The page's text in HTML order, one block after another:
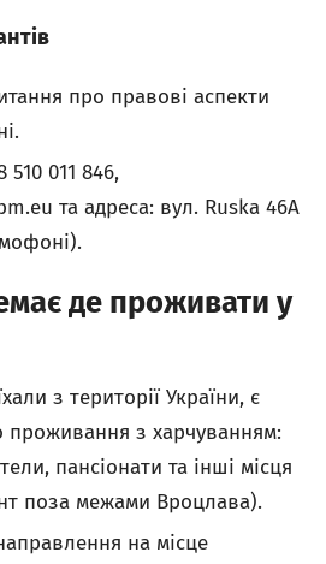
про правові аспекти
510 011 846,
та адреса: вул. Ruska 46А
де проживати у
з території України, є
проживання з харчуванням:
пансіонати та інші місця
поза межами Вроцлава).
на місце